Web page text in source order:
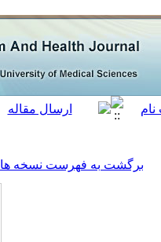
برگشت به فهرست نسخه ها